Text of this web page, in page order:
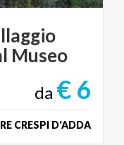
Museo
da € 6
CRESPI D'ADDA